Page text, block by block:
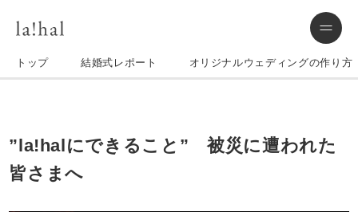
トップ 結婚式レポート オリジナルウェディングの作り方
”la!halにできること” 被災に遭われた
皆さまへ